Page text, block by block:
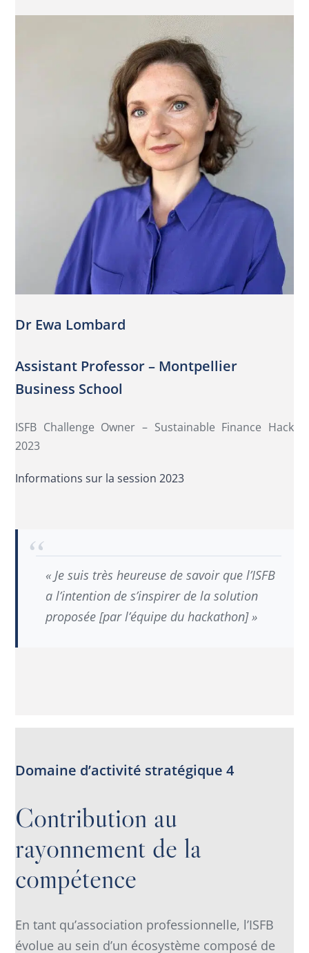
Dr Ewa Lombard
Assistant Professor – Montpellier
Business School
ISFB Challenge Owner – Sustainable Finance Hack
2023
Informations sur la session 2023
« Je suis très heureuse de savoir que l’ISFB
a l’intention de s’inspirer de la solution
proposée [par l’équipe du hackathon] »
Domaine d’activité stratégique 4
Contribution au
rayonnement de la
compétence
En tant qu’association professionnelle, l’ISFB
évolue au sein d’un écosystème composé de